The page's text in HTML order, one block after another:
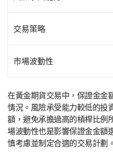
交易策略
市場波動性
在黃金期貨交易中，保證金金
情況。風險承受能力較低的投
額，避免承擔過高的槓桿比例
場波動性也是影響保證金金額
慎考慮並制定合適的交易計劃。